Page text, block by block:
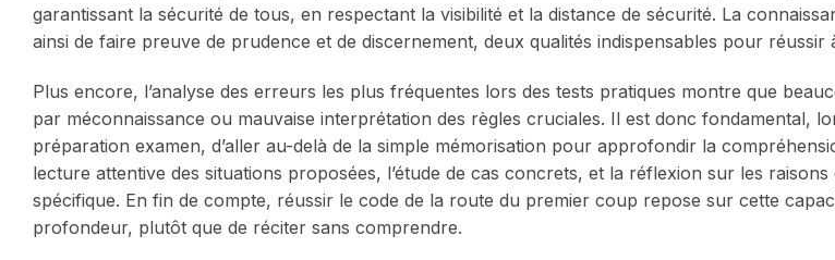
garantissant la sécurité de tous, en respectant la visibilité et la distance de sécurité. La
ainsi de faire preuve de prudence et de discernement, deux qualités indispensables pour réussir
Plus encore, l’analyse des erreurs les plus fréquentes lors des tests pratiques montre que
par méconnaissance ou mauvaise interprétation des règles cruciales. Il est donc fondamental,
préparation examen, d’aller au-delà de la simple mémorisation pour approfondir la
lecture attentive des situations proposées, l’étude de cas concrets, et la réflexion sur les
spécifique. En fin de compte, réussir le code de la route du premier coup repose sur cette
profondeur, plutôt que de réciter sans comprendre.